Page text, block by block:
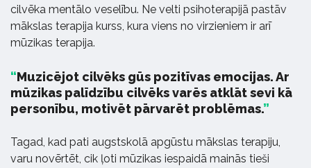
cilvēka mentālo veselību. Ne velti psihoterapijā pastāv
mākslas terapija kurss, kura viens no virzieniem ir arī
mūzikas terapija.
Muzicējot cilvēks gūs pozitīvas emocijas. Ar
mūzikas palīdzību cilvēks varēs atklāt sevi kā
personību, motivēt pārvarēt problēmas.
Tagad, kad pati augstskolā apgūstu mākslas terapiju,
varu novērtēt, cik ļoti mūzikas iespaidā mainās tieši